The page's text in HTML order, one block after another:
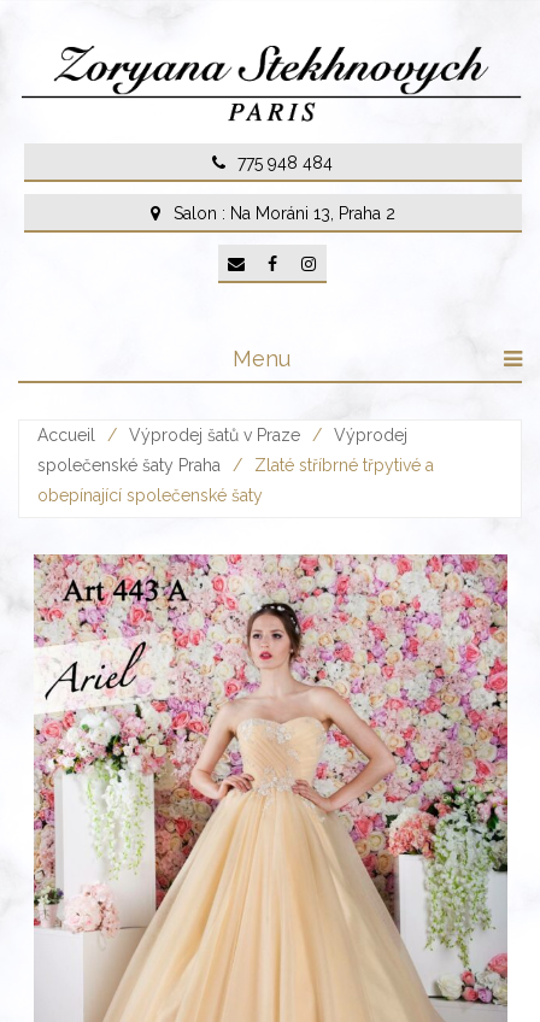
content
775 948 484
Salon : Na Moráni 13, Praha 2
Menu
Accueil / Výprodej šatů v Praze /
Výprodej
společenské šaty Praha
/
Zlaté stříbrné třpytivé a
obepínající společenské šaty